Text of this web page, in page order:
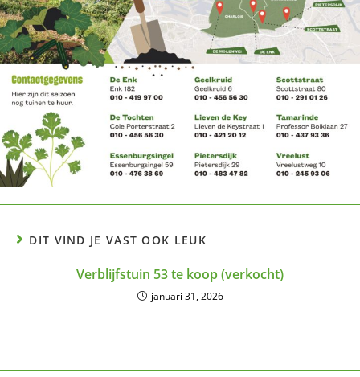
DIT VIND JE VAST OOK LEUK
Verblijfstuin 53 te koop (verkocht)
januari 31, 2026